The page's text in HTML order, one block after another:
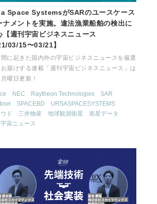
Space SystemsがSARのユースケース
ナメントを実施。違法漁業船舶の検出に
【週刊宇宙ビジネスニュース
03/15〜03/21】
に起きた国内外の宇宙ビジネスニュースを厳選
お届けする連載「週刊宇宙ビジネスニュース」は
曜日更新！
NEC Raytheon Technologies
SAR
SPACEBD
URSASPACESYSTEMS
ド
三井物産 地球観測衛星
衛星データ
宙ニュース